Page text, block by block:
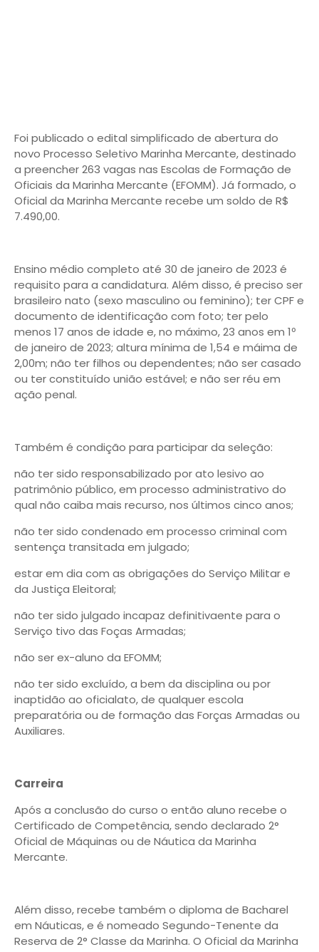
Foi publicado o edital simplificado de abertura do
novo Processo Seletivo Marinha Mercante, destinado
a preencher 263 vagas nas Escolas de Formação de
Oficiais da Marinha Mercante (EFOMM). Já formado, o
Oficial da Marinha Mercante recebe um soldo de R$
7.490,00.
Ensino médio completo até 30 de janeiro de 2023 é
requisito para a candidatura. Além disso, é preciso ser
brasileiro nato (sexo masculino ou feminino); ter CPF e
documento de identificação com foto; ter pelo
menos 17 anos de idade e, no máximo, 23 anos em 1º
de janeiro de 2023; altura mínima de 1,54 e máima de
2,00m; não ter filhos ou dependentes; não ser casado
ou ter constituído união estável; e não ser réu em
ação penal.
Também é condição para participar da seleção:
não ter sido responsabilizado por ato lesivo ao
patrimônio público, em processo administrativo do
qual não caiba mais recurso, nos últimos cinco anos;
não ter sido condenado em processo criminal com
sentença transitada em julgado;
estar em dia com as obrigações do Serviço Militar e
da Justiça Eleitoral;
não ter sido julgado incapaz definitivaente para o
Serviço tivo das Foças Armadas;
não ser ex-aluno da EFOMM;
não ter sido excluído, a bem da disciplina ou por
inaptidão ao oficialato, de qualquer escola
preparatória ou de formação das Forças Armadas ou
Auxiliares.
Carreira
Após a conclusão do curso o então aluno recebe o
Certificado de Competência, sendo declarado 2°
Oficial de Máquinas ou de Náutica da Marinha
Mercante.
Além disso, recebe também o diploma de Bacharel
em Náuticas, e é nomeado Segundo-Tenente da
Reserva de 2° Classe da Marinha. O Oficial da Marinha